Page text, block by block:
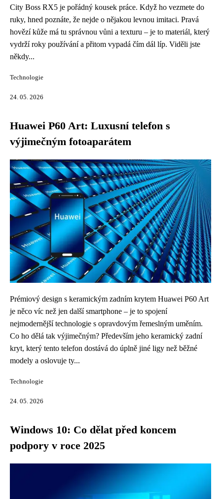
City Boss RX5 je pořádný kousek práce. Když ho vezmete do
ruky, hned poznáte, že nejde o nějakou levnou imitaci. Pravá
hovězí kůže má tu správnou vůni a texturu – je to materiál, který
vydrží roky používání a přitom vypadá čím dál líp. Viděli jste
někdy...
Technologie
24. 05. 2026
Huawei P60 Art: Luxusní telefon s
výjimečným fotoaparátem
Prémiový design s keramickým zadním krytem Huawei P60 Art
je něco víc než jen další smartphone – je to spojení
nejmodernější technologie s opravdovým řemeslným uměním.
Co ho dělá tak výjimečným? Především jeho keramický zadní
kryt, který tento telefon dostává do úplně jiné ligy než běžné
modely a oslovuje ty...
Technologie
24. 05. 2026
Windows 10: Co dělat před koncem
podpory v roce 2025